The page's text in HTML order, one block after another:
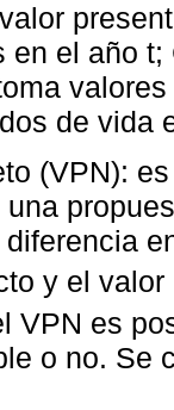
en el año
de vida
(VPN):
y el
VPN es
o no. Se